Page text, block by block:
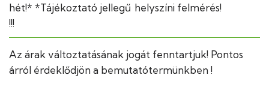
hét!* *Tájékoztató jellegű
!!!
helyszíni felmérés!
Az árak változtatásának jogát fenntartjuk! Pontos
árról érdeklődjön a bemutatótermünkben !